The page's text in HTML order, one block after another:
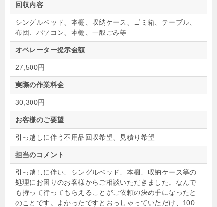
回収内容
シングルベッド、本棚、収納ケース、ゴミ箱、テーブル、
布団、パソコン、本棚、一般ごみ等
オペレーター提示金額
27,500円
実際の作業料金
30,300円
お客様のご要望
引っ越しに伴う不用品回収希望、見積り希望
担当のコメント
引っ越しに伴い、シングルベッド、本棚、収納ケース等の
処理にお困りのお客様からご相談いただきました。なんで
も持って行ってもらえることがご依頼の決め手になったと
のことです。よかったですとおっしゃっていただけ、100